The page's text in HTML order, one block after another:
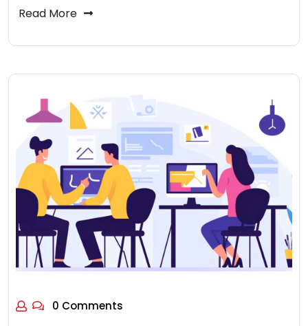
Read More
0 Comments